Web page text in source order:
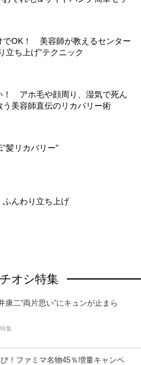
でOK！ 美容師が教えるセンター
立ち上げ”テクニック
！ アホ毛や顔周り、湿気で死ん
う美容師直伝のリカバリー術
髪リカバリー”
んわり立ち上げ
オシ特集
康二“両片思い”にキュンが止まら
集
！ファミマ名物45％増量キャンペ